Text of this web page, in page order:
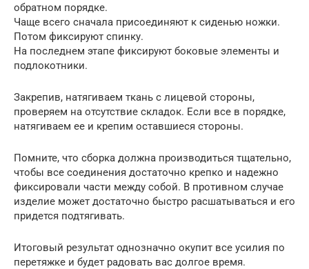
обратном порядке.
Чаще всего сначала присоединяют к сиденью ножки.
Потом фиксируют спинку.
На последнем этапе фиксируют боковые элементы и
подлокотники.
Закрепив, натягиваем ткань с лицевой стороны,
проверяем на отсутствие складок. Если все в порядке,
натягиваем ее и крепим оставшиеся стороны.
Помните, что сборка должна производиться тщательно,
чтобы все соединения достаточно крепко и надежно
фиксировали части между собой. В противном случае
изделие может достаточно быстро расшатываться и его
придется подтягивать.
Итоговый результат однозначно окупит все усилия по
перетяжке и будет радовать вас долгое время.